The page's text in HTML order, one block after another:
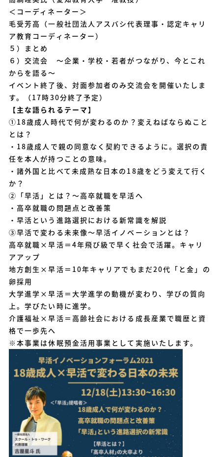
＜コーディネーター＞
毛受芳高（一般社団法人アスバシ代表理事・認定キャリ
ア教育コーディネーター）
５）まとめ
６）交流会 ～企業・学校・若者がつながり、今とこれ
からを語る～
イベント終了後、対面参加者のみ交流会を開催いたしま
す。（17時30分終了予定）
【主な語られるテーマ】
①18歳成人時代で何が変わるのか？変えねばならぬこと
とは？
・18歳成人で親の同意なく契約できるように。選択の責
任を本人が持つことの意味。
・諸外国と比べて未成熟な日本の18歳をどう変えて行く
か？
②「早活」とは？〜高卒就職を早活へ
・高卒就職の問題点と改善策
・早活という進路選択における新常識を解説
③早活で変わる未来像〜早活イノベーションとは？
高卒就職×早活＝4年飛び級で早く社会で活躍。キャリ
アアップ
地方創生×早活＝10年キャリアでもまだ20代「と金」の
卵採用
大学進学×早活＝大学進学の動機が変わり、学びの質向
上。学びたい時に進学。
介護福祉×早活＝高齢社会における成長産業で職歴と資
格で一歩先へ
※本事業は休眠預金活用事業として実施いたします。